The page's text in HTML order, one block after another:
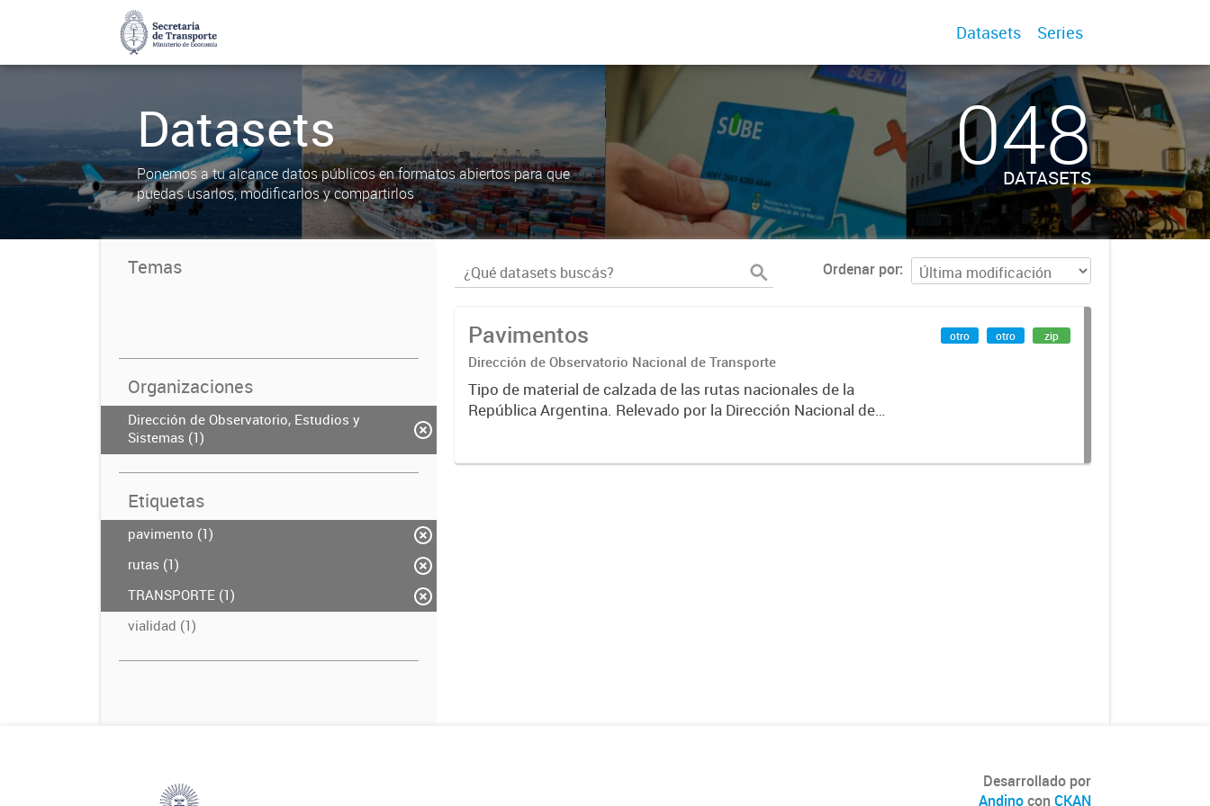
Datasets Series
Datasets
Ponemos a tu alcance datos públicos en formatos abiertos para que
puedas usarlos, modificarlos y compartirlos
048
DATASETS
Temas
Organizaciones
Dirección de Observatorio, Estudios y
Sistemas (1)
Etiquetas
pavimento (1)
rutas (1)
TRANSPORTE (1)
vialidad (1)
Ordenar por
Pavimentos
Dirección de Observatorio Nacional de Transporte
Tipo de material de calzada de las rutas nacionales de la
República Argentina. Relevado por la Dirección Nacional de
otro otro zip
Desarrollado por
Andinocon CKAN